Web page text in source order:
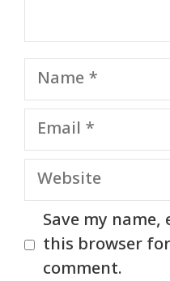
Name
Email
Website
Save my
this browser
comment.